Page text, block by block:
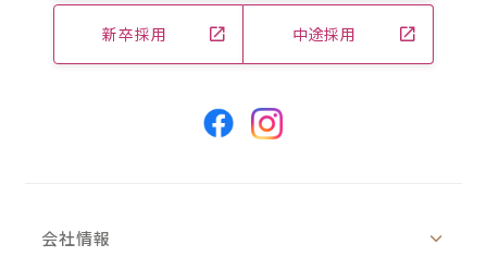
新卒採用 中途採用
会社情報